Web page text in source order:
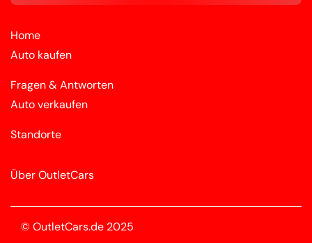
Home
Auto kaufen
Fragen & Antworten
Auto verkaufen
Standorte
Über OutletCars
© OutletCars.de 2025